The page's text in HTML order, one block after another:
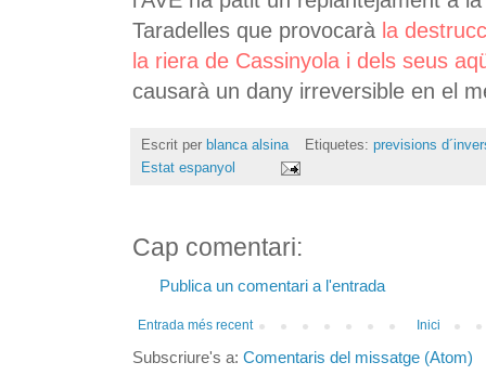
Taradelles que provocarà la
la riera de Cassinyola i dels seus
causarà un dany irreversible en el
Escrit per blanca alsina Etiquetes: previsions
Estat espanyol
Cap comentari:
Publica un comentari a l'entrada
Entrada més recent Inici
Subscriure's a: Comentaris del missatge (Atom)